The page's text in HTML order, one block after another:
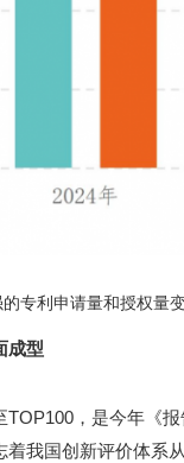
专利申请量和授权量
成型
TOP100，是今年《
我国创新评价体系